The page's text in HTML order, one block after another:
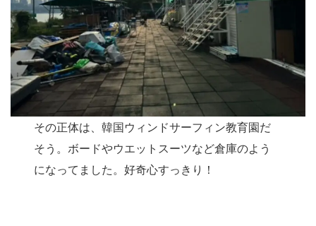
その正体は、韓国ウィンドサーフィン教育園だ
そう。ボードやウエットスーツなど倉庫のよう
になってました。好奇心すっきり！